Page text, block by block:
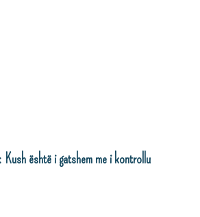
është i gatshem me i kontrollu